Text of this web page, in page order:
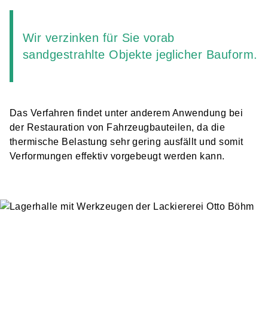
Wir verzinken für Sie vorab
sandgestrahlte Objekte jeglicher Bauform.
Das Verfahren findet unter anderem Anwendung bei
der Restauration von Fahrzeugbauteilen, da die
thermische Belastung sehr gering ausfällt und somit
Verformungen effektiv vorgebeugt werden kann.